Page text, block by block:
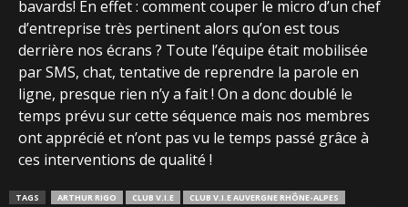
bavards! En effet : comment couper le micro d’un chef
d’entreprise très pertinent alors qu’on est tous
derrière nos écrans ? Toute l’équipe était mobilisée
par SMS, chat, tentative de reprendre la parole en
ligne, presque rien n’y a fait ! On a donc doublé le
temps prévu sur cette séquence mais nos membres
ont apprécié et n’ont pas vu le temps passé grâce à
ces interventions de qualité !
TAGS ARTHUR RIGO CLUB V.I.E
CLUB V.I.E AUVERGNE RHÔNE-ALPES